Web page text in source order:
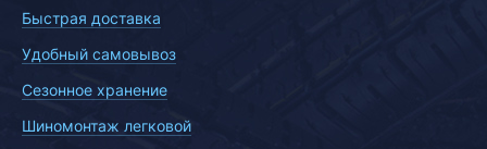
Быстрая доставка
Удобный самовывоз
Сезонное хранение
Шиномонтаж легковой